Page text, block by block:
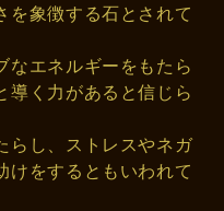
を象徴する石とされて
なエネルギーをもたら
導く力があると信じら
らし、ストレスやネガ
けをするともいわれて